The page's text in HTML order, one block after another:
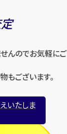
んのでお気軽にご
ございます。
いたしま